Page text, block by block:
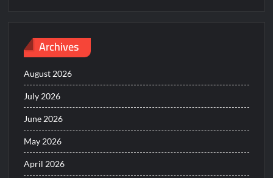
Archives
August 2026
July 2026
June 2026
May 2026
April 2026